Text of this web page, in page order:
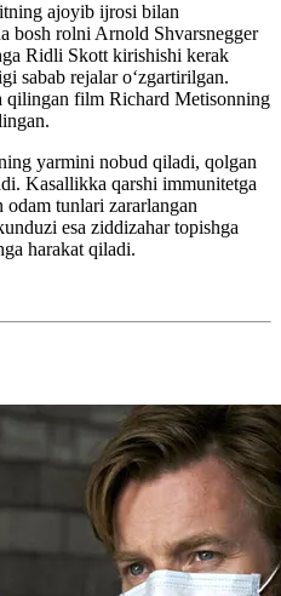
ajoyib ijrosi bilan
bosh rolni Arnold Shvarsnegger
Ridli Skott kirishishi kerak
sabab rejalar oʻzgartirilgan.
film Richard Metisonning
yarmini nobud qiladi, qolgan
Kasallikka qarshi immunitetga
odam tunlari zararlangan
esa ziddizahar topishga
harakat qiladi.